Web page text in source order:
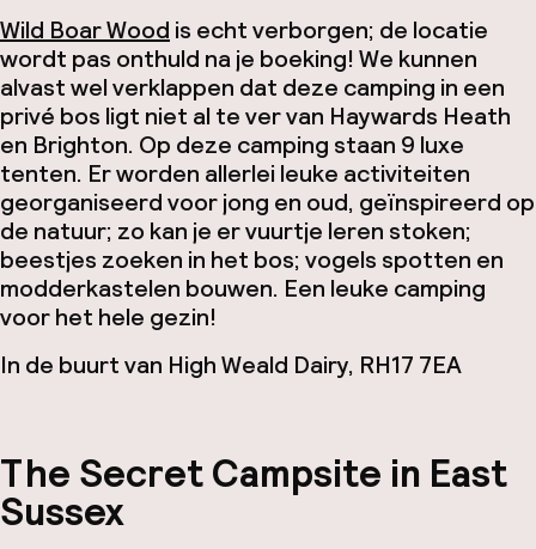
Wild Boar Wood is echt verborgen; de locatie
wordt pas onthuld na je boeking! We kunnen
alvast wel verklappen dat deze camping in een
privé bos ligt niet al te ver van Haywards Heath
en Brighton. Op deze camping staan 9 luxe
tenten. Er worden allerlei leuke activiteiten
georganiseerd voor jong en oud, geïnspireerd op
de natuur; zo kan je er vuurtje leren stoken;
beestjes zoeken in het bos; vogels spotten en
modderkastelen bouwen. Een leuke camping
voor het hele gezin!
In de buurt van High Weald Dairy, RH17 7EA
The Secret Campsite in East
Sussex